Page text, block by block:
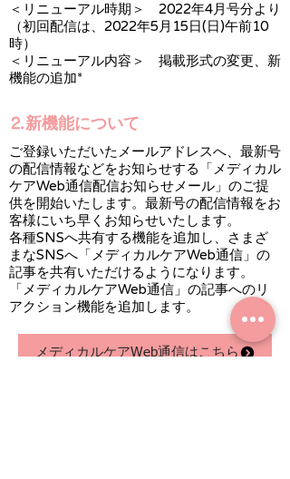
​＜リニューアル時期＞ 2022年4月号分より
（初回配信は、2022年5月15日(日)午前10
時）
​＜リニューアル内容＞ 掲載形式の変更、新
機能の追加*
⒉新機能について
ご登録いただいたメールアドレスへ、最新号
の配信情報などをお知らせする「メディカル
ケアWeb通信配信お知らせメール」のご提
供を開始いたします。最新号の配信情報をお
客様にいち早くお知らせいたします。
各種SNSへ共有する機能を追加し、さまざ
まなSNSへ「メディカルケアWeb通信」の
記事を共有いただけるようになります。
「メディカルケアWeb通信」の記事へのリ
アクション機能を追加します。
メディカルケアWeb通信はこちら